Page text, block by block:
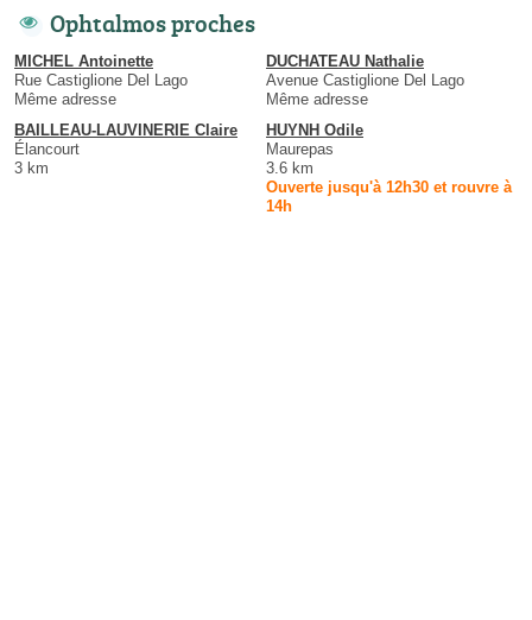
Ophtalmos proches
MICHEL Antoinette
Rue Castiglione Del Lago
Même adresse
DUCHATEAU Nathalie
Avenue Castiglione Del Lago
Même adresse
BAILLEAU-LAUVINERIE Claire
Élancourt
3 km
HUYNH Odile
Maurepas
3.6 km
Ouverte jusqu'à 12h30 et rouvre à
14h